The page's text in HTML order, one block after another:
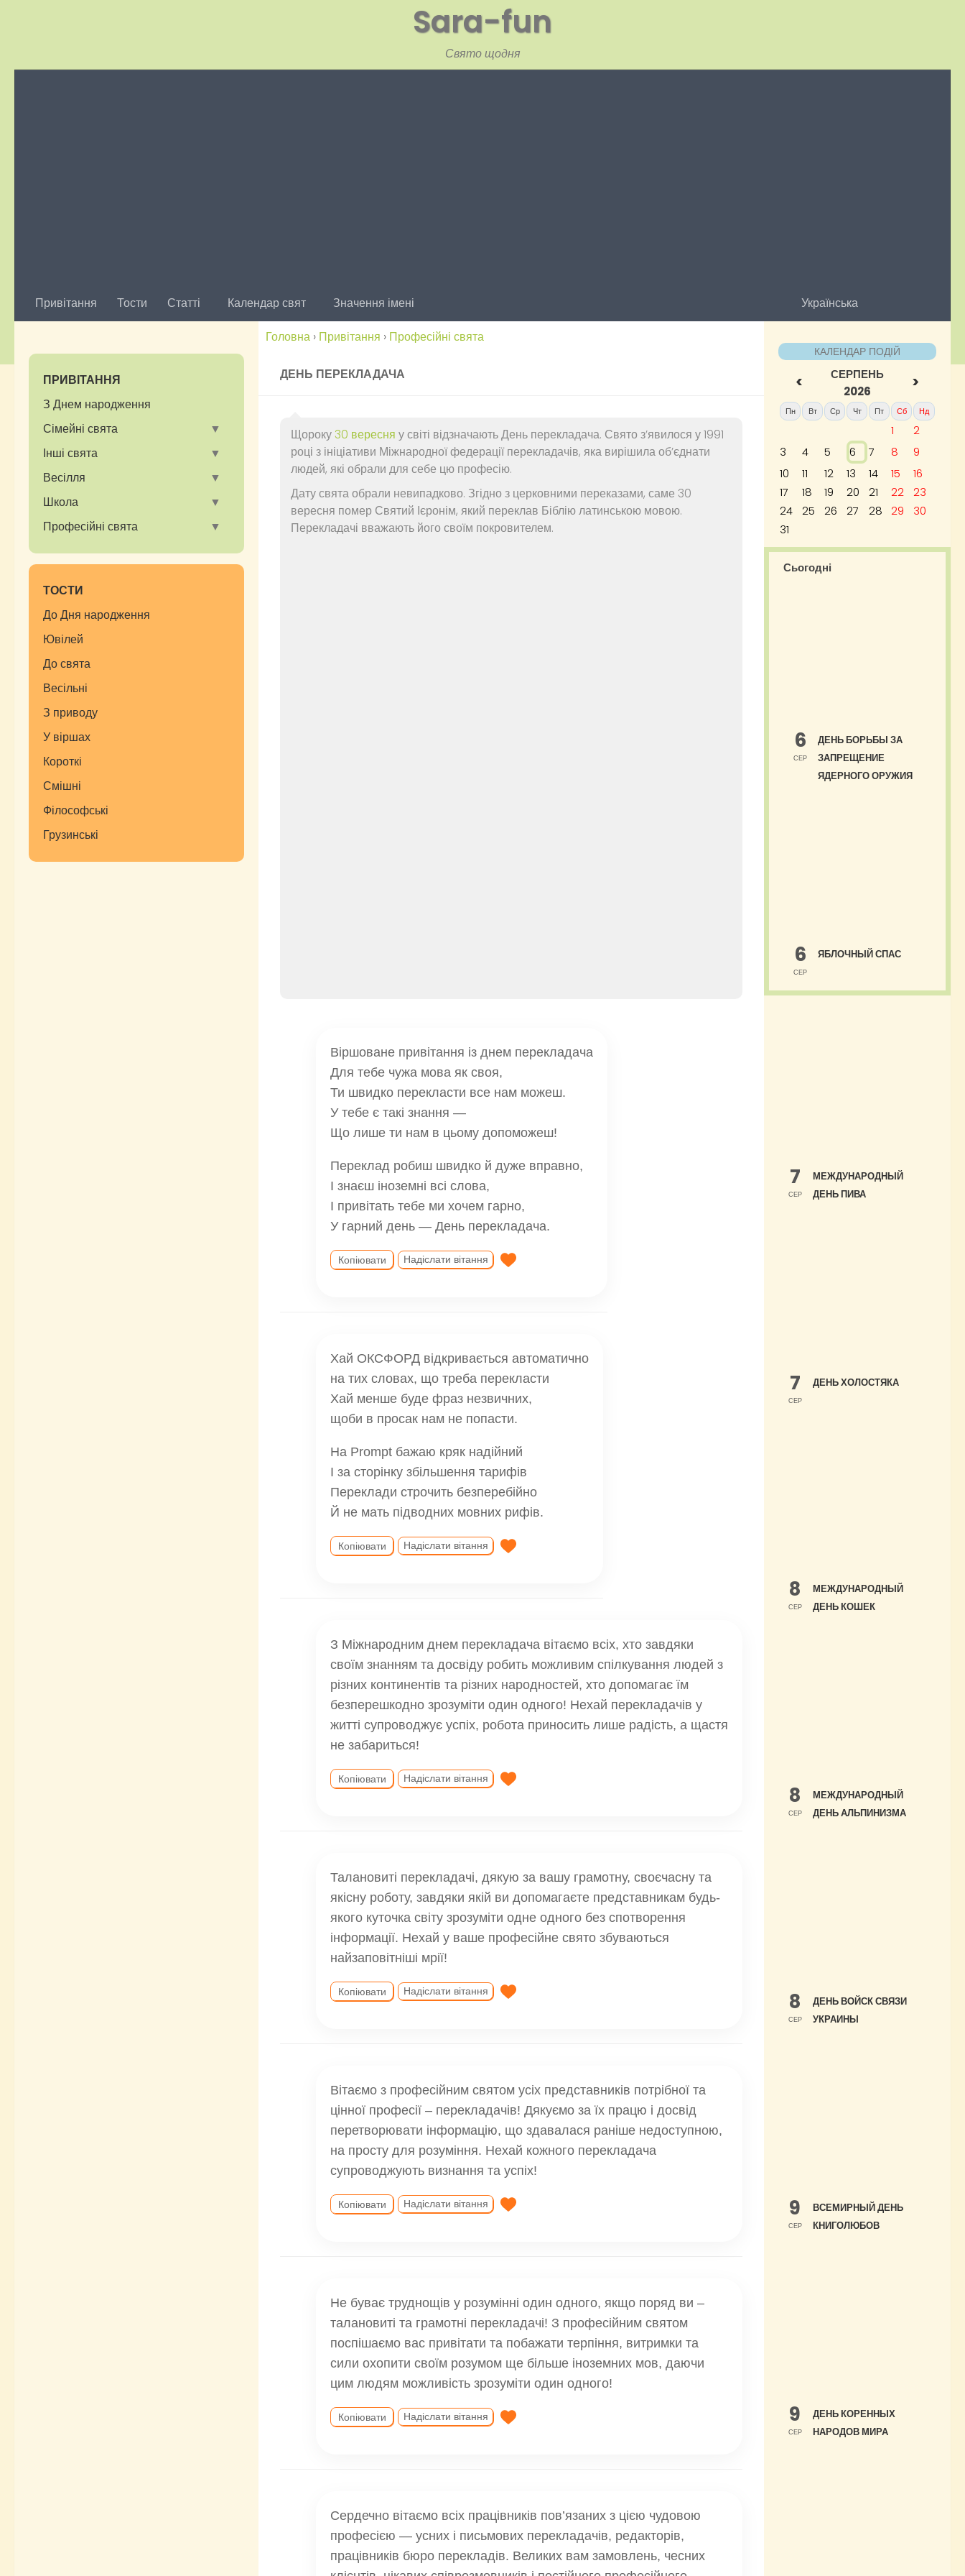
Sara-fun
Свято щодня
Привітання Тости Статті Календар свят Значення імені Українська
Головна › Привітання › Професійні свята
ДЕНЬ ПЕРЕКЛАДАЧА
Щороку30 вересня у світі відзначають День перекладача. Свято з’явилося у 1991
році з ініціативи Міжнародної федерації перекладачів, яка вирішила об’єднати
людей, які обрали для себе цю професію.
Дату свята обрали невипадково. Згідно з церковними переказами, саме 30
вересня помер Святий Ієронім, який переклав Біблію латинською мовою.
Перекладачі вважають його своїм покровителем.
Віршоване привітання із днем перекладача
Для тебе чужа мова як своя,
Ти швидко перекласти все нам можеш.
У тебе є такі знання —
Що лише ти нам в цьому допоможеш!
Переклад робиш швидко й дуже вправно,
І знаєш іноземні всі слова,
І привітать тебе ми хочем гарно,
У гарний день — День перекладача.
Копіювати Надіслати вітання
Хай ОКСФОРД відкривається автоматично
на тих словах, що треба перекласти
Хай менше буде фраз незвичних,
щоби в просак нам не попасти.
На Prompt бажаю кряк надійний
І за сторінку збільшення тарифів
Переклади строчить безперебійно
Й не мать підводних мовних рифів.
Копіювати Надіслати вітання
З Міжнародним днем перекладача вітаємо всіх, хто завдяки
своїм знанням та досвіду робить можливим спілкування людей з
різних континентів та різних народностей, хто допомагає їм
безперешкодно зрозуміти один одного! Нехай перекладачів у
житті супроводжує успіх, робота приносить лише радість, а щастя
не забариться!
Копіювати Надіслати вітання
Талановиті перекладачі, дякую за вашу грамотну, своєчасну та
якісну роботу, завдяки якій ви допомагаєте представникам будь-
якого куточка світу зрозуміти одне одного без спотворення
інформації. Нехай у ваше професійне свято збуваються
найзаповітніші мрії!
Копіювати Надіслати вітання
Вітаємо з професійним святом усіх представників потрібної та
цінної професії – перекладачів! Дякуємо за їх працю і досвід
перетворювати інформацію, що здавалася раніше недоступною,
на просту для розуміння. Нехай кожного перекладача
супроводжують визнання та успіх!
Копіювати Надіслати вітання
Не буває труднощів у розумінні один одного, якщо поряд ви –
талановиті та грамотні перекладачі! З професійним святом
поспішаємо вас привітати та побажати терпіння, витримки та
сили охопити своїм розумом ще більше іноземних мов, даючи
цим людям можливість зрозуміти один одного!
Копіювати Надіслати вітання
Сердечно вітаємо всіх працівників пов’язаних з цією чудовою
професією — усних і письмових перекладачів, редакторів,
працівників бюро перекладів. Великих вам замовлень, чесних
ПРИВІТАННЯ
З Днем народження
Сімейні свята
Інші свята
Весілля
Школа
Професійні свята
ТОСТИ
До Дня народження
Ювілей
До свята
Весільні
З приводу
У віршах
Короткі
Смішні
Філософські
Грузинські
КАЛЕНДАР ПОДІЙ
<
СЕРПЕНЬ
2026
>
Пн Вт Ср Чт Пт Сб Нд
1
2
3
4 5 6 7 8
9
10
11 12 13 14 15
16
17
18 19 20 21 22
23
24
25 26 27 28 29
30
31
Сьогодні
6
СЕР
ДЕНЬ БОРЬБЫ ЗА
ЗАПРЕЩЕНИЕ
ЯДЕРНОГО ОРУЖИЯ
6
СЕР
ЯБЛОЧНЫЙ СПАС
7
СЕР
МЕЖДУНАРОДНЫЙ
ДЕНЬ ПИВА
7
СЕР
ДЕНЬ ХОЛОСТЯКА
8
СЕР
МЕЖДУНАРОДНЫЙ
ДЕНЬ КОШЕК
8
СЕР
МЕЖДУНАРОДНЫЙ
ДЕНЬ АЛЬПИНИЗМА
8
СЕР
ДЕНЬ ВОЙСК СВЯЗИ
УКРАИНЫ
9
СЕР
ВСЕМИРНЫЙ ДЕНЬ
КНИГОЛЮБОВ
9
СЕР
ДЕНЬ КОРЕННЫХ
НАРОДОВ МИРА